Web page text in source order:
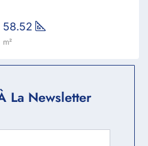
58.52
m²
La Newsletter